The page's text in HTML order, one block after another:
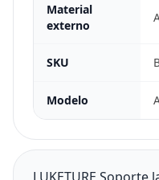
Material
externo
SKU
Modelo